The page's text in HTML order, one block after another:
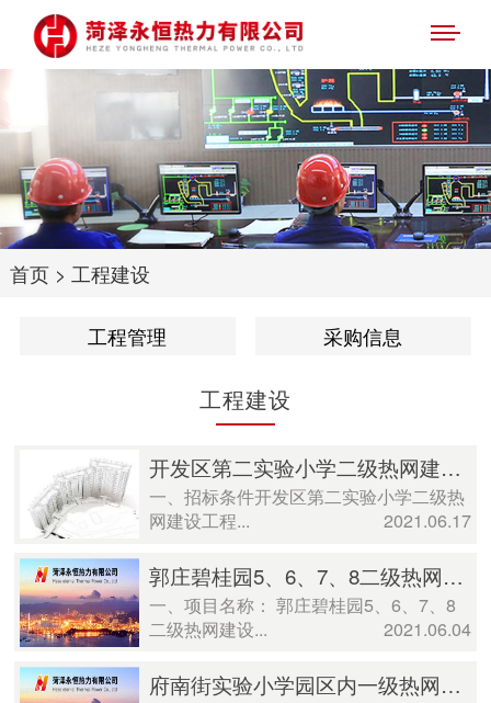
首页> 工程建设
工程管理 采购信息
工程建设
开发区第二实验小学二级热网建设工程施工 比价公告
一、招标条件开发区第二实验小学二级热
网建设工程...
2021.06.17
郭庄碧桂园5、6、7、8二级热网建设工程施工 变更公告
一、项目名称： 郭庄碧桂园5、6、7、8
二级热网建设...
2021.06.04
府南街实验小学园区内一级热网建设工程 成交公示